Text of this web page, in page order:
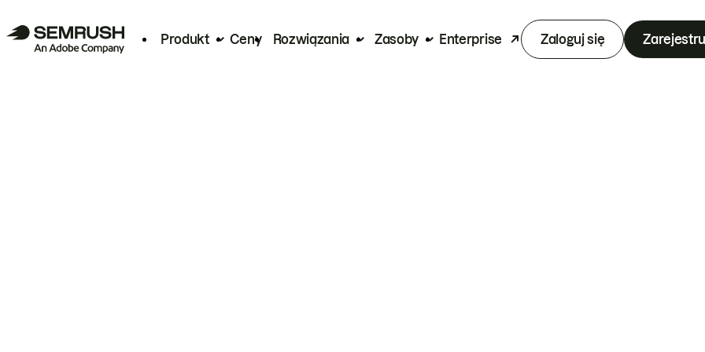
Produkt Ceny Rozwiązania Zasoby Enterprise Zaloguj się